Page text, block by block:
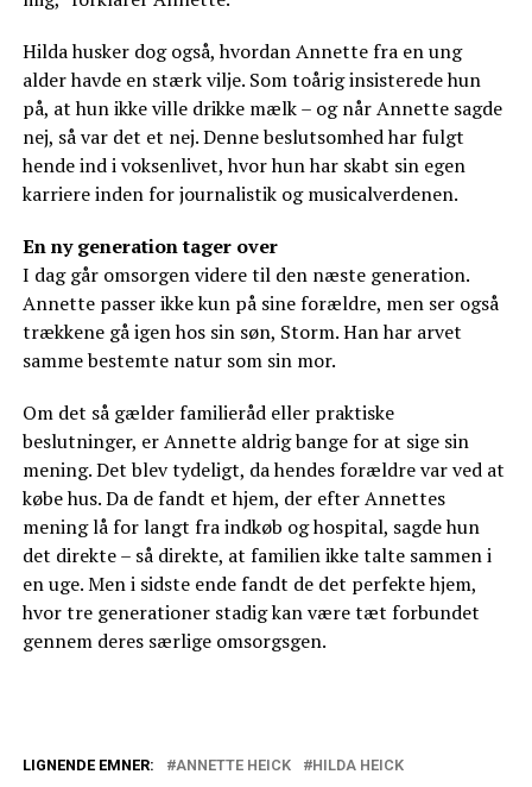
Hilda husker dog også, hvordan Annette fra en ung
alder havde en stærk vilje. Som toårig insisterede hun
på, at hun ikke ville drikke mælk – og når Annette sagde
nej, så var det et nej. Denne beslutsomhed har fulgt
hende ind i voksenlivet, hvor hun har skabt sin egen
karriere inden for journalistik og musicalverdenen.
En ny generation tager over
I dag går omsorgen videre til den næste generation.
Annette passer ikke kun på sine forældre, men ser også
trækkene gå igen hos sin søn, Storm. Han har arvet
samme bestemte natur som sin mor.
Om det så gælder familieråd eller praktiske
beslutninger, er Annette aldrig bange for at sige sin
mening. Det blev tydeligt, da hendes forældre var ved at
købe hus. Da de fandt et hjem, der efter Annettes
mening lå for langt fra indkøb og hospital, sagde hun
det direkte – så direkte, at familien ikke talte sammen i
en uge. Men i sidste ende fandt de det perfekte hjem,
hvor tre generationer stadig kan være tæt forbundet
gennem deres særlige omsorgsgen.
LIGNENDE EMNER: ANNETTE HEICK HILDA HEICK